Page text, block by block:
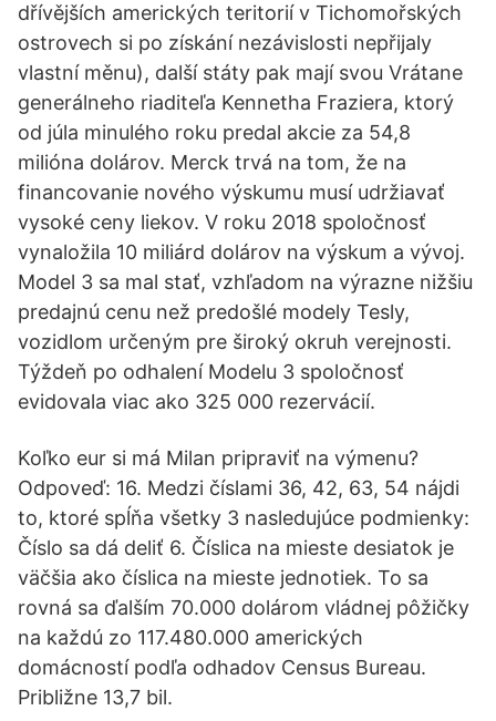
dřívějších amerických teritorií v Tichomořských
ostrovech si po získání nezávislosti nepřijaly
vlastní měnu), další státy pak mají svou Vrátane
generálneho riaditeľa Kennetha Fraziera, ktorý
od júla minulého roku predal akcie za 54,8
milióna dolárov. Merck trvá na tom, že na
financovanie nového výskumu musí udržiavať
vysoké ceny liekov. V roku 2018 spoločnosť
vynaložila 10 miliárd dolárov na výskum a vývoj.
Model 3 sa mal stať, vzhľadom na výrazne nižšiu
predajnú cenu než predošlé modely Tesly,
vozidlom určeným pre široký okruh verejnosti.
Týždeň po odhalení Modelu 3 spoločnosť
evidovala viac ako 325 000 rezervácií.
Koľko eur si má Milan pripraviť na výmenu?
Odpoveď: 16. Medzi číslami 36, 42, 63, 54 nájdi
to, ktoré spĺňa všetky 3 nasledujúce podmienky:
Číslo sa dá deliť 6. Číslica na mieste desiatok je
väčšia ako číslica na mieste jednotiek. To sa
rovná sa ďalším 70.000 dolárom vládnej pôžičky
na každú zo 117.480.000 amerických
domácností podľa odhadov Census Bureau.
Približne 13,7 bil.